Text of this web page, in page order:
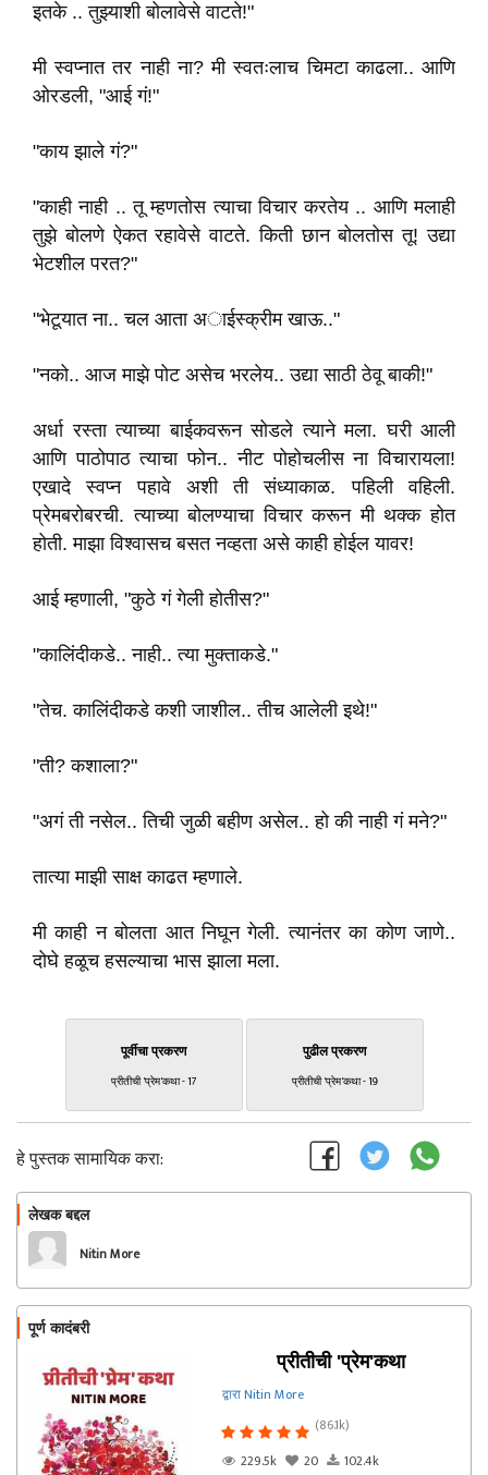
इतके .. तुझ्याशी बोलावेसे वाटते!"
मी स्वप्नात तर नाही ना? मी स्वतःलाच चिमटा काढला.. आणि
ओरडली, "आई गं!"
"काय झाले गं?"
"काही नाही .. तू म्हणतोस त्याचा विचार करतेय .. आणि मलाही
तुझे बोलणे ऐकत रहावेसे वाटते. किती छान बोलतोस तू! उद्या
भेटशील परत?"
"भेटूयात ना.. चल आता अाईस्क्रीम खाऊ.."
"नको.. आज माझे पोट असेच भरलेय.. उद्या साठी ठेवू बाकी!"
अर्धा रस्ता त्याच्या बाईकवरून सोडले त्याने मला. घरी आली
आणि पाठोपाठ त्याचा फोन.. नीट पोहोचलीस ना विचारायला!
एखादे स्वप्न पहावे अशी ती संध्याकाळ. पहिली वहिली.
प्रेमबरोबरची. त्याच्या बोलण्याचा विचार करून मी थक्क होत
होती. माझा विश्वासच बसत नव्हता असे काही होईल यावर!
आई म्हणाली, "कुठे गं गेली होतीस?"
"कालिंदीकडे.. नाही.. त्या मुक्ताकडे."
"तेच. कालिंदीकडे कशी जाशील.. तीच आलेली इथे!"
"ती? कशाला?"
"अगं ती नसेल.. तिची जुळी बहीण असेल.. हो की नाही गं मने?"
तात्या माझी साक्ष काढत म्हणाले.
मी काही न बोलता आत निघून गेली. त्यानंतर का कोण जाणे..
दोघे हळूच हसल्याचा भास झाला मला.
पूर्वीचा प्रकरण
प्रीतीची 'प्रेम'कथा - 17
पुढील प्रकरण
प्रीतीची 'प्रेम'कथा - 19
हे पुस्तक सामायिक करा:
लेखक बद्दल
Nitin More
पूर्ण कादंबरी
प्रीतीची 'प्रेम'कथा
द्वारा Nitin More
(86.1k)
229.5k
20 102.4k